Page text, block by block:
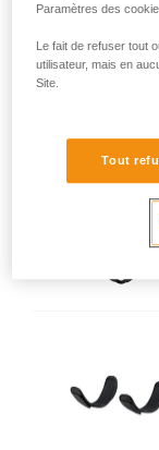
Paramètres des
Le fait de refuser tout
utilisateur, mais en
Site.
Tout